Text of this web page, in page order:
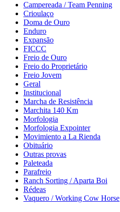
Campereada / Team Penning
Crioulaço
Doma de Ouro
Enduro
Expansão
FICCC
Freio de Ouro
Freio do Proprietário
Freio Jovem
Geral
Institucional
Marcha de Resistência
Marchita 140 Km
Morfologia
Morfologia Expointer
Movimiento a La Rienda
Obituário
Outras provas
Paleteada
Parafreio
Ranch Sorting / Aparta Boi
Rédeas
Vaquero / Working Cow Horse